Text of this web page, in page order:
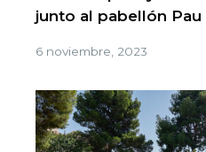
junto al pabellón Pau
6 noviembre, 2023